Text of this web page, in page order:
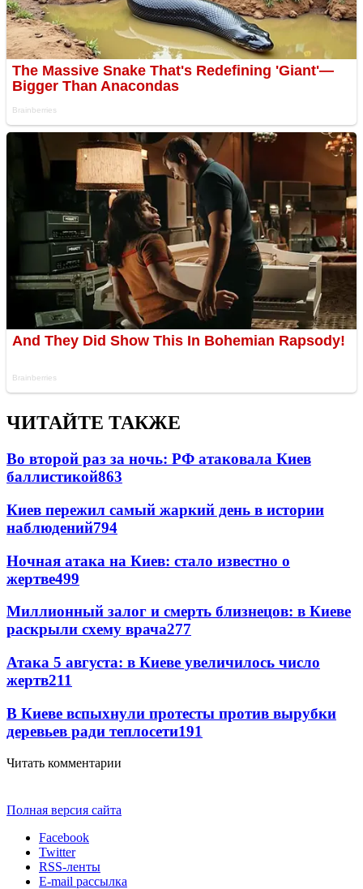
ЧИТАЙТЕ ТАКЖЕ
Во второй раз за ночь: РФ атаковала Киев
баллистикой863
Киев пережил самый жаркий день в истории
наблюдений794
Ночная атака на Киев: стало известно о
жертве499
Миллионный залог и смерть близнецов: в Киеве
раскрыли схему врача277
Атака 5 августа: в Киеве увеличилось число
жертв211
В Киеве вспыхнули протесты против вырубки
деревьев ради теплосети191
Читать комментарии
Полная версия сайта
Facebook
Twitter
RSS-ленты
E-mail рассылка